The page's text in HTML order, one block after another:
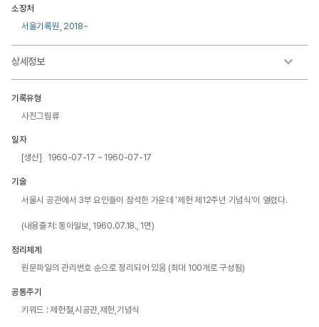
소장처
서울기록원, 2018~
상세정보
기록유형
사진그림류
일자
[생산] 1960-07-17 ~ 1960-07-17
기술
서울시 공관에서 3부 요인들이 참석한 가운데 '제헌 제12주년 기념식'이 열렸다.
(내용출처: 동아일보, 1960.07.18., 1면)
정리체계
원문파일의 관리번호 순으로 정리되어 있음 (최대 100개로 구성됨)
공통주기
키워드 : 제헌절,시공관,제헌,기념식